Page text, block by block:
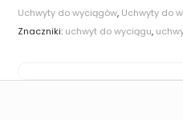
Uchwyty do wyciągów, Uchwyty do
Znaczniki: uchwyt do wyciągu,